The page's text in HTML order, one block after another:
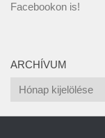
Facebookon is!
ARCHÍVUM
Archívum